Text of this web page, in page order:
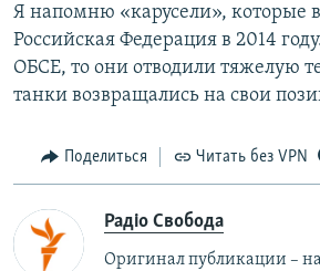
Я напомню «карусели», которые
Российская Федерация в 2014
ОБСЕ, то они отводили тяжелую
танки возвращались на свои
Поделиться Читать без VPN
Радіо Свобода
Оригинал публикации –